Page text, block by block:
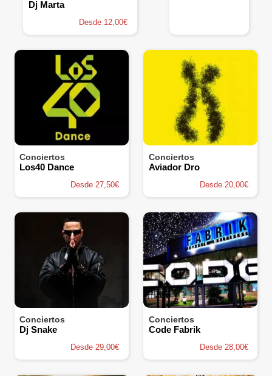
Dj Marta
Desde 12,00€
Conciertos
Los40 Dance
Desde 27,50€
Conciertos
Aviador Dro
Desde 20,00€
Conciertos
Dj Snake
Desde 29,00€
Conciertos
Code Fabrik
Desde 28,00€